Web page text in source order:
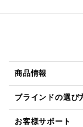
商品情報
ブラインドの選び
お客様サポート